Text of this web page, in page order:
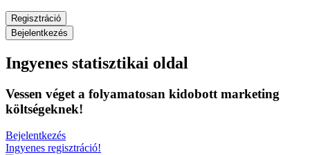
Regisztráció
Bejelentkezés
Ingyenes statisztikai oldal
Vessen véget a folyamatosan kidobott marketing
költségeknek!
Bejelentkezés
Ingyenes regisztráció!